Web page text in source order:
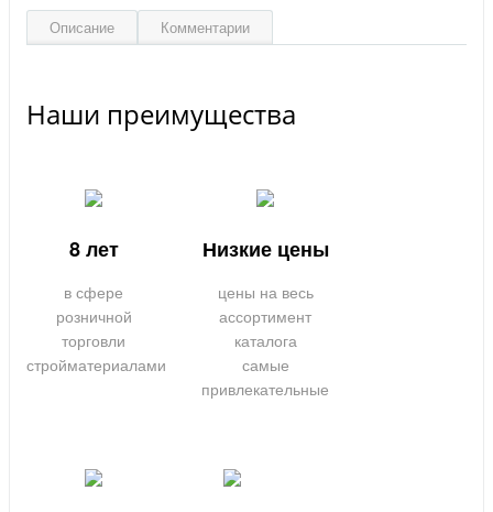
Описание Комментарии
Наши преимущества
8 лет
в сфере
розничной
торговли
стройматериалами
Низкие цены
цены на весь
ассортимент
каталога
самые
привлекательные